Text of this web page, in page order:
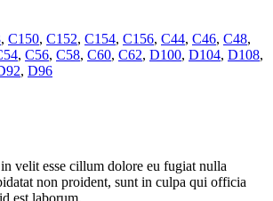
, C150, C152, C154, C156, C44, C46, C48,
, C56, C58, C60, C62, D100, D104, D108,
, D96
velit esse cillum dolore eu fugiat nulla
non proident, sunt in culpa qui officia